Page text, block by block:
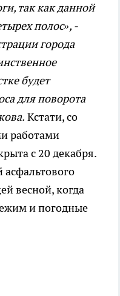
так как данной
полос», -
города
будет
для поворота
Кстати, со
работами
с 20 декабря.
весной, когда
и погодные